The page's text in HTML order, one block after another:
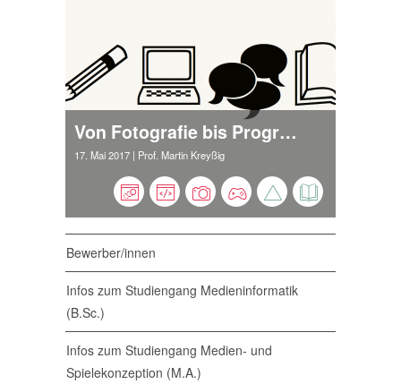
Von Fotografie bis Programmierung
17. Mai 2017 | Prof. Martin Kreyßig
Bewerber/innen
Infos zum Studiengang Medieninformatik
(B.Sc.)
Infos zum Studiengang Medien- und
Spielekonzeption (M.A.)